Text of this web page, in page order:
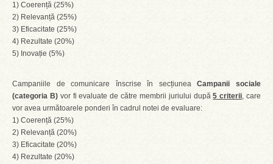
1) Coerență (25%)
2) Relevanță (25%)
3) Eficacitate (25%)
4) Rezultate (20%)
5) Inovație (5%)
Campaniile de comunicare înscrise în secțiuneaCampanii sociale
(categoria B)vor fi evaluate de către membrii juriului după5 criterii, care
vor avea următoarele ponderi în cadrul notei de evaluare:
1) Coerență (25%)
2) Relevanță (20%)
3) Eficacitate (20%)
4) Rezultate (20%)